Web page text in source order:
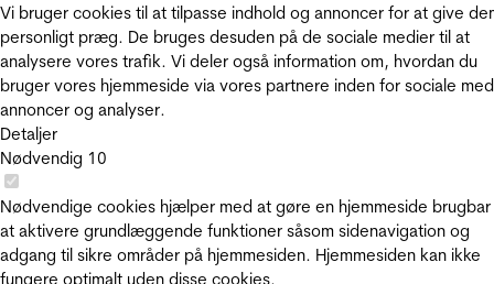
Vi bruger cookies til at tilpasse indhold og annoncer for at give
personligt præg. De bruges desuden på de sociale medier til at
analysere vores trafik. Vi deler også information om, hvordan du
bruger vores hjemmeside via vores partnere inden for sociale
annoncer og analyser.
Detaljer
Nødvendig 10
Nødvendige cookies hjælper med at gøre en hjemmeside
at aktivere grundlæggende funktioner såsom sidenavigation og
adgang til sikre områder på hjemmesiden. Hjemmesiden kan ikke
fungere optimalt uden disse cookies.